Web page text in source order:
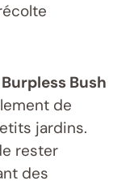
Burpless Bush
de
jardins.
rester
des